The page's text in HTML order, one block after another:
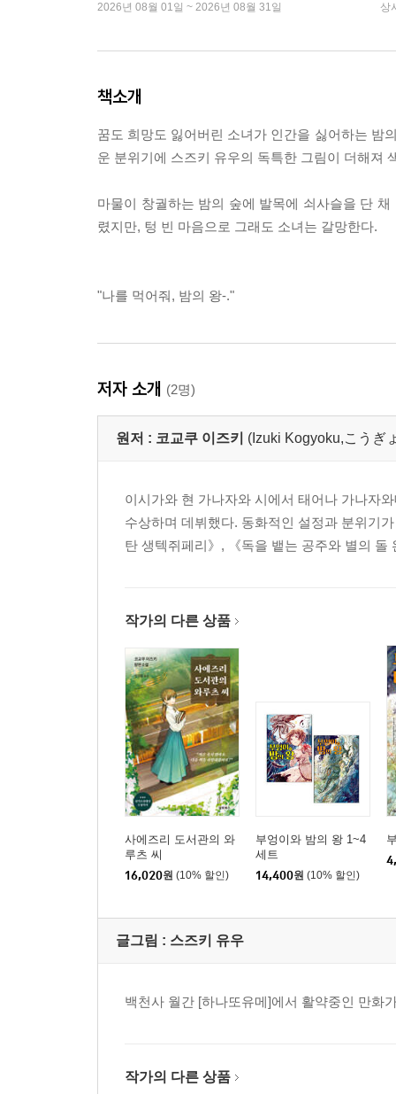
2026년 08월 01일 ~ 2026년 08월 31일 상
책소개
꿈도 희망도 잃어버린 소녀가 인간을 싫어하는 밤
운 분위기에 스즈키 유우의 독특한 그림이 더해져
마물이 창궐하는 밤의 숲에 발목에 쇠사슬을 단
렸지만, 텅 빈 마음으로 그래도 소녀는 갈망한다.
"나를 먹어줘, 밤의 왕-."
저자 소개 (2명)
원저 : 코교쿠 이즈키 (Izuki Kogyoku,こうぎ
이시가와 현 가나자와 시에서 태어나 가나자
수상하며 데뷔했다. 동화적인 설정과 분위기
탄 생텍쥐페리》, 《독을 뱉는 공주와 별의 돌
작가의 다른 상품
사에즈리 도서관의 와
루츠 씨
16,020원 (10% 할인)
부엉이와 밤의 왕 1~4
세트
14,400원 (10% 할인)
글그림 : 스즈키 유우
백천사 월간 [하나또유메]에서 활약중인 만화
작가의 다른 상품